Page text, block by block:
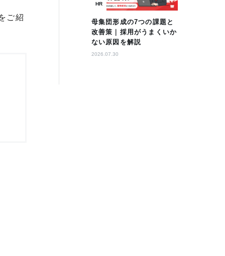
ご紹
HR
母集団形成の7つの課題と
改善策｜採用がうまくいか
ない原因を解説
2026.07.30